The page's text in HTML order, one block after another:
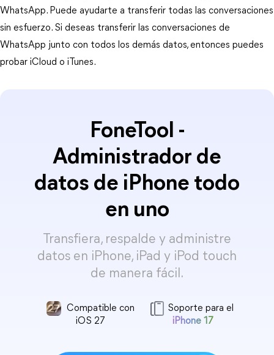
WhatsApp. Puede ayudarte a transferir todas las conversaciones
sin esfuerzo. Si deseas transferir las conversaciones de
WhatsApp junto con todos los demás datos, entonces puedes
probar iCloud o iTunes.
FoneTool -
Administrador de
datos de iPhone todo
en uno
Transfiera, respalde y administre
datos en iPhone, iPad y iPod touch
de manera fácil.
Compatible con
iOS 27
Soporte para el
iPhone 17